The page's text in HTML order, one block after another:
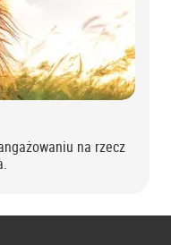
na rzecz